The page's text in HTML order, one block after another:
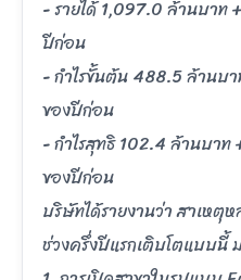
- รายได้ 1,097.0 ล้านบาท
ปีก่อน
- กำไรขั้นต้น 488.5 ล้านบ
ของปีก่อน
- กำไรสุทธิ 102.4 ล้านบา
ของปีก่อน
บริษัทได้รายงานว่า สาเหตุห
ช่วงครึ่งปีแรกเติบโตแบบนี้